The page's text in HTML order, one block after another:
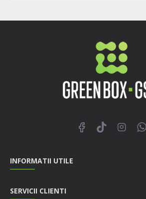
INFORMATII UTILE
SERVICII CLIENTI